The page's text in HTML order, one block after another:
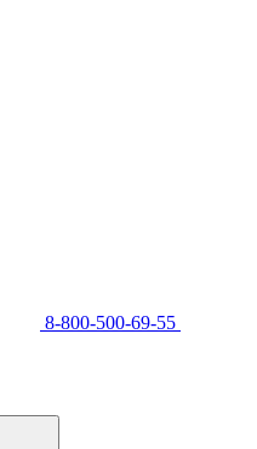
8-800-500-69-55